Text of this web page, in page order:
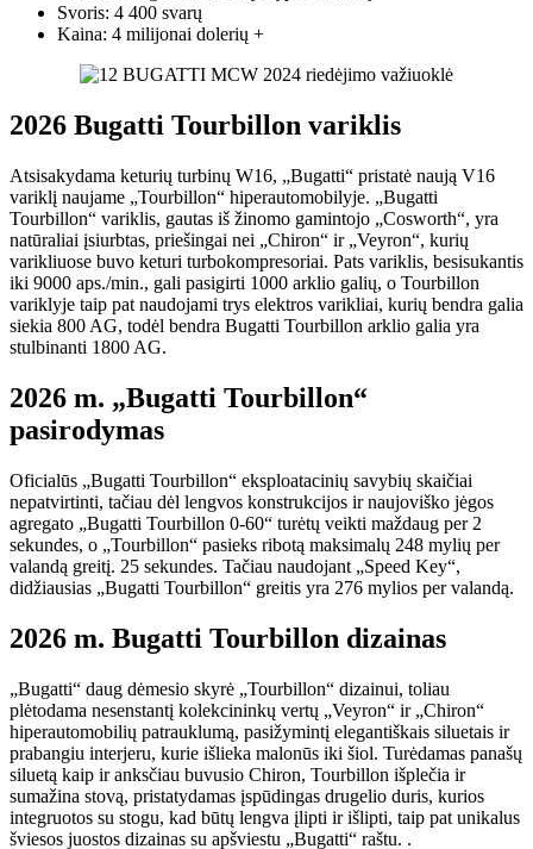
Svoris: 4 400 svarų
Kaina: 4 milijonai dolerių +
2026 Bugatti Tourbillon variklis
Atsisakydama keturių turbinų W16, „Bugatti“ pristatė naują V16
variklį naujame „Tourbillon“ hiperautomobilyje. „Bugatti
Tourbillon“ variklis, gautas iš žinomo gamintojo „Cosworth“, yra
natūraliai įsiurbtas, priešingai nei „Chiron“ ir „Veyron“, kurių
varikliuose buvo keturi turbokompresoriai. Pats variklis, besisukantis
iki 9000 aps./min., gali pasigirti 1000 arklio galių, o Tourbillon
variklyje taip pat naudojami trys elektros varikliai, kurių bendra galia
siekia 800 AG, todėl bendra Bugatti Tourbillon arklio galia yra
stulbinanti 1800 AG.
2026 m. „Bugatti Tourbillon“
pasirodymas
Oficialūs „Bugatti Tourbillon“ eksploatacinių savybių skaičiai
nepatvirtinti, tačiau dėl lengvos konstrukcijos ir naujoviško jėgos
agregato „Bugatti Tourbillon 0-60“ turėtų veikti maždaug per 2
sekundes, o „Tourbillon“ pasieks ribotą maksimalų 248 mylių per
valandą greitį. 25 sekundes. Tačiau naudojant „Speed ​​Key“,
didžiausias „Bugatti Tourbillon“ greitis yra 276 mylios per valandą.
2026 m. Bugatti Tourbillon dizainas
„Bugatti“ daug dėmesio skyrė „Tourbillon“ dizainui, toliau
plėtodama nesenstantį kolekcininkų vertų „Veyron“ ir „Chiron“
hiperautomobilių patrauklumą, pasižymintį elegantiškais siluetais ir
prabangiu interjeru, kurie išlieka malonūs iki šiol. Turėdamas panašų
siluetą kaip ir anksčiau buvusio Chiron, Tourbillon išplečia ir
sumažina stovą, pristatydamas įspūdingas drugelio duris, kurios
integruotos su stogu, kad būtų lengva įlipti ir išlipti, taip pat unikalus
šviesos juostos dizainas su apšviestu „Bugatti“ raštu. .